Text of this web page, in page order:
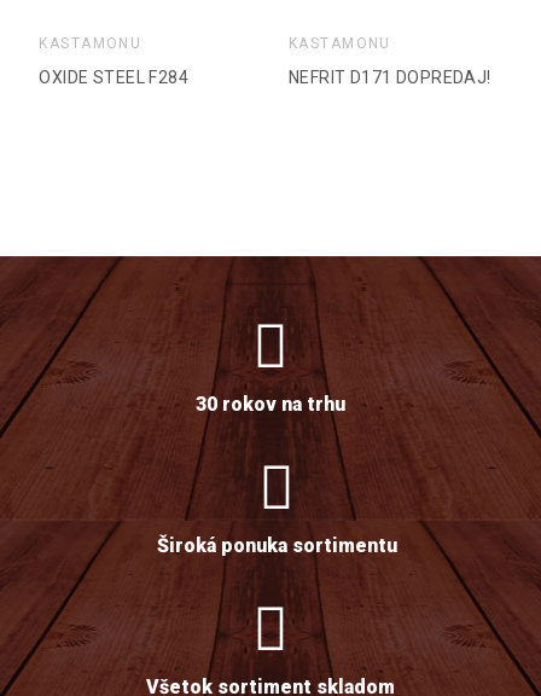
KASTAMONU
OXIDE STEEL F284
KASTAMONU
NEFRIT D171 DOPREDAJ!
30 rokov na trhu
Široká ponuka sortimentu
Všetok sortiment skladom